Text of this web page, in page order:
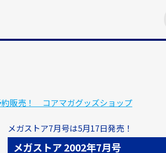
約販売！ コアマガグッズショップ
メガストア7月号は5月17日発売！
メガストア 2002年7月号